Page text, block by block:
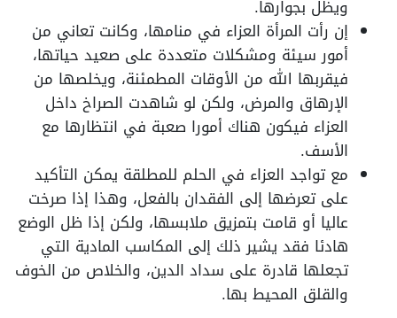
ويظل بجوارها.
إن رأت المرأة العزاء في منامها، وكانت تعاني من
أمور سيئة ومشكلات متعددة على صعيد حياتها،
فيقربها الله من الأوقات المطمئنة، ويخلصها من
الإرهاق والمرض، ولكن لو شاهدت الصراخ داخل
العزاء فيكون هناك أمورا صعبة في انتظارها مع
الأسف.
مع تواجد العزاء في الحلم للمطلقة يمكن التأكيد
على تعرضها إلى الفقدان بالفعل، وهذا إذا صرخت
عاليا أو قامت بتمزيق ملابسها، ولكن إذا ظل الوضع
هادئا فقد يشير ذلك إلى المكاسب المادية التي
تجعلها قادرة على سداد الدين، والخلاص من الخوف
والقلق المحيط بها.